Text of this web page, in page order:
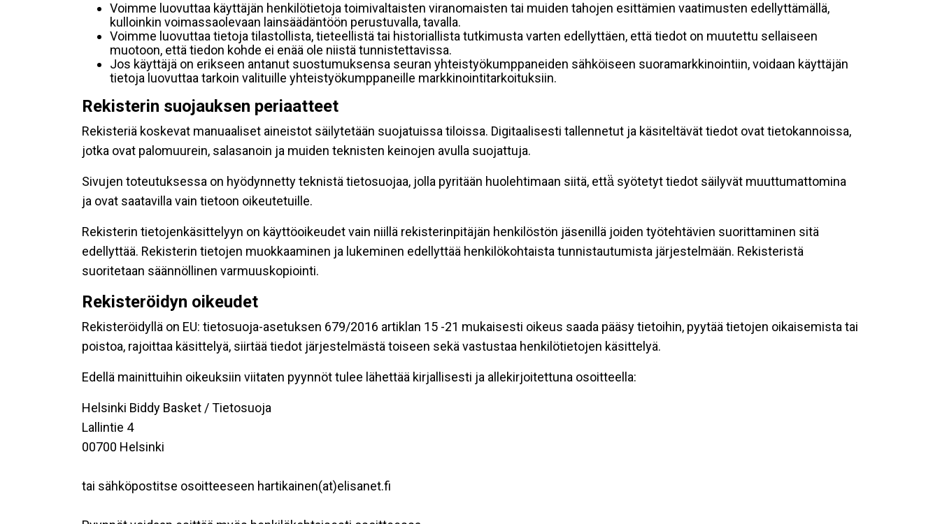
Voimme luovuttaa käyttäjän henkilötietoja toimivaltaisten viranomaisten tai muiden tahojen esittämien vaatimusten edellyttämällä,
kulloinkin voimassaolevaan lainsäädäntöön perustuvalla, tavalla.
Voimme luovuttaa tietoja tilastollista, tieteellistä tai historiallista tutkimusta varten edellyttäen, että tiedot on muutettu sellaiseen
muotoon, että tiedon kohde ei enää ole niistä tunnistettavissa.
Jos käyttäjä on erikseen antanut suostumuksensa seuran yhteistyökumppaneiden sähköiseen suoramarkkinointiin, voidaan käyttäjän
tietoja luovuttaa tarkoin valituille yhteistyökumppaneille markkinointitarkoituksiin.
Rekisterin suojauksen periaatteet
Rekisteriä koskevat manuaaliset aineistot säilytetään suojatuissa tiloissa. Digitaalisesti tallennetut ja käsiteltävät tiedot ovat tietokannoissa,
jotka ovat palomuurein, salasanoin ja muiden teknisten keinojen avulla suojattuja.
Sivujen toteutuksessa on hyödynnetty teknistä tietosuojaa, jolla pyritään huolehtimaan siitä, että̈ syötetyt tiedot säilyvät muuttumattomina
ja ovat saatavilla vain tietoon oikeutetuille.
Rekisterin tietojenkäsittelyyn on käyttöoikeudet vain niillä rekisterinpitäjän henkilöstön jäsenillä joiden työtehtävien suorittaminen sitä
edellyttää. Rekisterin tietojen muokkaaminen ja lukeminen edellyttää henkilökohtaista tunnistautumista järjestelmään. Rekisteristä
suoritetaan säännöllinen varmuuskopiointi.
Rekisteröidyn oikeudet
Rekisteröidyllä on EU: tietosuoja-asetuksen 679/2016 artiklan 15 -21 mukaisesti oikeus saada pääsy tietoihin, pyytää tietojen oikaisemista tai
poistoa, rajoittaa käsittelyä, siirtää tiedot järjestelmästä toiseen sekä vastustaa henkilötietojen käsittelyä.
Edellä mainittuihin oikeuksiin viitaten pyynnöt tulee lähettää kirjallisesti ja allekirjoitettuna osoitteella:
Helsinki Biddy Basket / Tietosuoja
Lallintie 4
00700 Helsinki
tai sähköpostitse osoitteeseen hartikainen(at)elisanet.fi